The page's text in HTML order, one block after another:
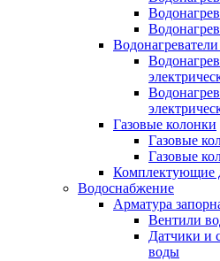
Газовые колонки
Газовые
Газовые
Комплектующие
Водоснабжение
Арматура
Вентили
Датчики и
воды